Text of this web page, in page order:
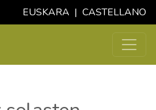
EUSKARA | CASTELLANO